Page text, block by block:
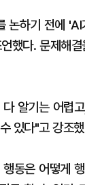
논하기 전에
했다. 문제해
알기는 어렵
있다"고 강조
동은 어떻게